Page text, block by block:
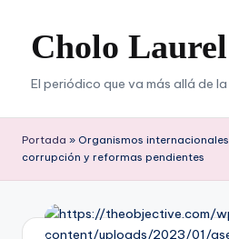
Saltar
contenido
Cholo Laurel
El periódico que va más allá de
Portada » Organismos
corrupción y reformas pendientes